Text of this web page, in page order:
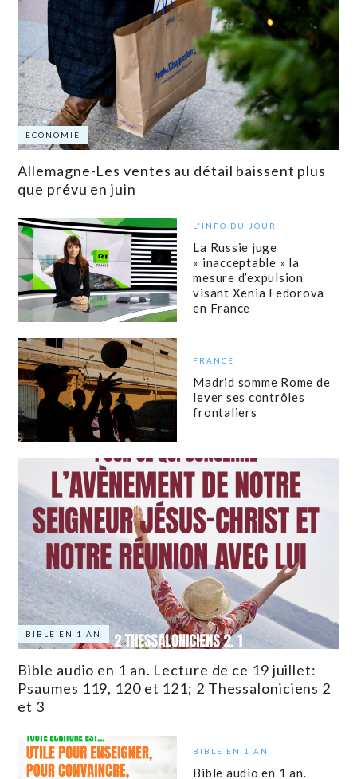
ECONOMIE
Allemagne-Les ventes au détail baissent plus
que prévu en juin
L'INFO DU JOUR
La Russie juge
« inacceptable » la
mesure d’expulsion
visant Xenia Fedorova
en France
FRANCE
Madrid somme Rome de
lever ses contrôles
frontaliers
BIBLE EN 1 AN
Bible audio en 1 an. Lecture de ce 19 juillet:
Psaumes 119, 120 et 121; 2 Thessaloniciens 2
et 3
BIBLE EN 1 AN
Bible audio en 1 an.